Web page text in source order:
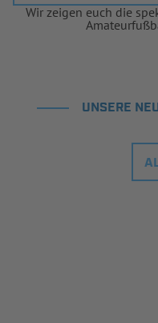
Wir zeigen euch die
UNSERE